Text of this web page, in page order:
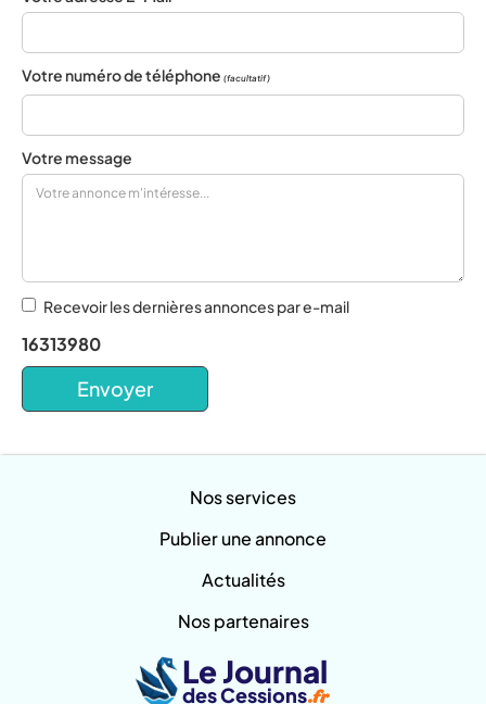
Votre numéro de téléphone (facultatif)
Votre message
Recevoir les dernières annonces par e-mail
16313980
Nos services
Publier une annonce
Actualités
Nos partenaires
Le Journal
des Cessions.fr